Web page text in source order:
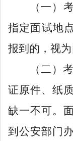
（ 一 ）
指定面试地
报到的，视
（二 ）
证原件、纸
缺一不可。
到公安部门